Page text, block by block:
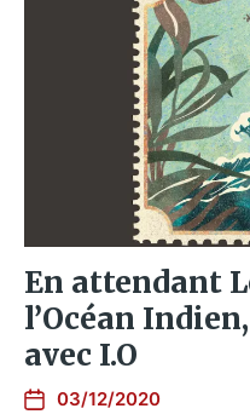
En attendant
l’Océan
avec I.O
03/12/2020